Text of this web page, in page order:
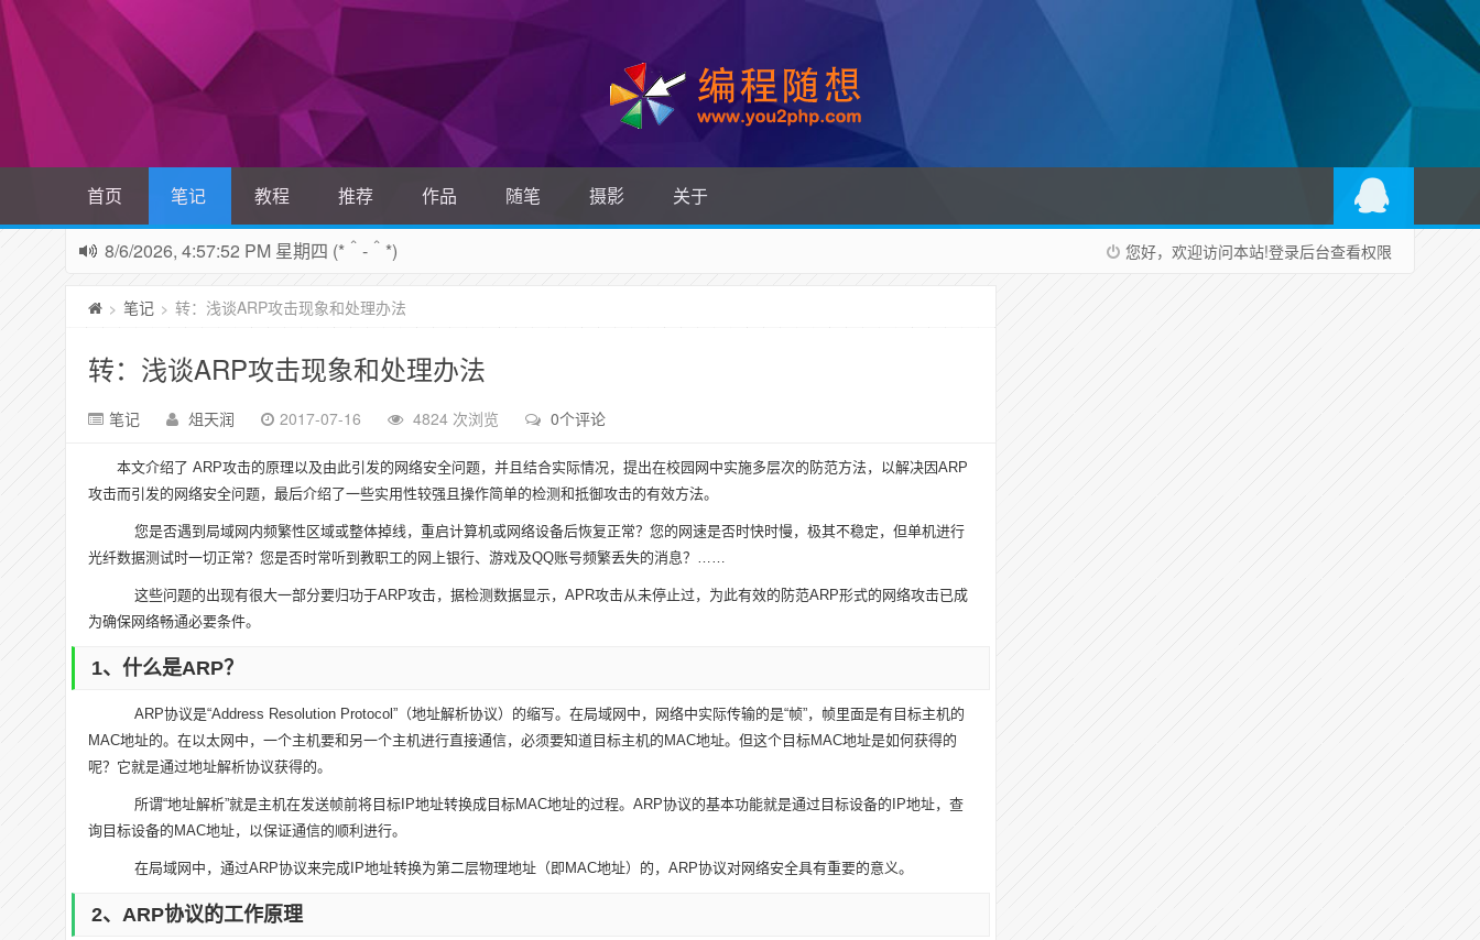
首页 笔记 教程 推荐 作品 随笔 摄影 关于
您好，欢迎访问本站!登录后台查看权限
8/6/2026, 4:57:53 PM 星期四 (*＾-＾*)
> 笔记 > 转：浅谈ARP攻击现象和处理办法
转：浅谈ARP攻击现象和处理办法
笔记 俎天润 2017-07-16 4824 次浏览 0个评论
本文介绍了 ARP攻击的原理以及由此引发的网络安全问题，并且结合实际情况，提出在校园网中实施多层次的防范方法，以解决因ARP
攻击而引发的网络安全问题，最后介绍了一些实用性较强且操作简单的检测和抵御攻击的有效方法。
您是否遇到局域网内频繁性区域或整体掉线，重启计算机或网络设备后恢复正常？您的网速是否时快时慢，极其不稳定，但单机进行
光纤数据测试时一切正常？您是否时常听到教职工的网上银行、游戏及QQ账号频繁丢失的消息？……
这些问题的出现有很大一部分要归功于ARP攻击，据检测数据显示，APR攻击从未停止过，为此有效的防范ARP形式的网络攻击已成
为确保网络畅通必要条件。
1、什么是ARP？
ARP协议是“Address Resolution Protocol”（地址解析协议）的缩写。在局域网中，网络中实际传输的是“帧”，帧里面是有目标主机的
MAC地址的。在以太网中，一个主机要和另一个主机进行直接通信，必须要知道目标主机的MAC地址。但这个目标MAC地址是如何获得的
呢？它就是通过地址解析协议获得的。
所谓“地址解析”就是主机在发送帧前将目标IP地址转换成目标MAC地址的过程。ARP协议的基本功能就是通过目标设备的IP地址，查
询目标设备的MAC地址，以保证通信的顺利进行。
在局域网中，通过ARP协议来完成IP地址转换为第二层物理地址（即MAC地址）的，ARP协议对网络安全具有重要的意义。
2、ARP协议的工作原理